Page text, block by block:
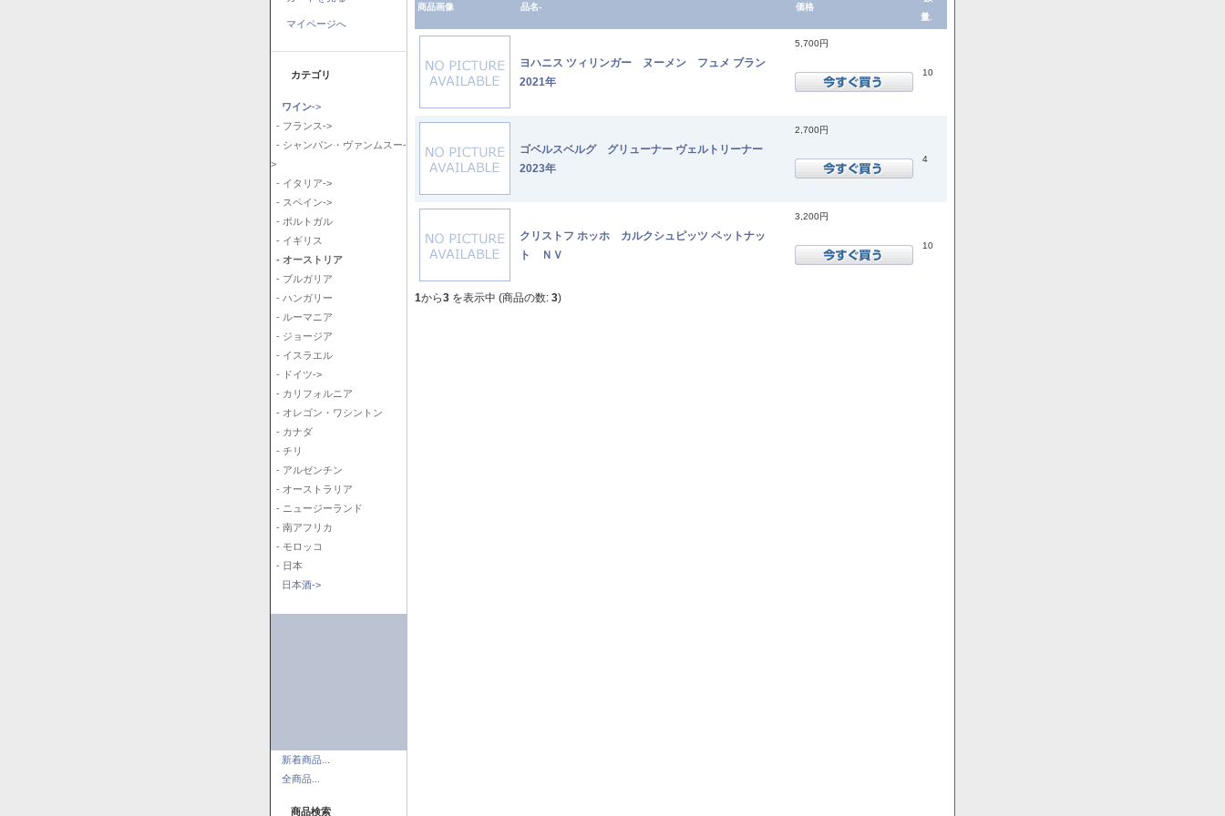
マイページへ
カテゴリ
ワイン->
- フランス->
- シャンパン・ヴァンムスー-
>
- イタリア->
- スペイン->
- ポルトガル
- イギリス
- オーストリア
- ブルガリア
- ハンガリー
- ルーマニア
- ジョージア
- イスラエル
- ドイツ->
- カリフォルニア
- オレゴン・ワシントン
- カナダ
- チリ
- アルゼンチン
- オーストラリア
- ニュージーランド
- 南アフリカ
- モロッコ
- 日本
日本酒->
新着商品...
全商品...
商品検索
商品画像 品名- 価格
量.
ヨハニス ツィリンガー ヌーメン フュメ ブラン
2021年
5,700円
10
ゴベルスベルグ グリューナー ヴェルトリーナー
2023年
2,700円
4
クリストフ ホッホ カルクシュピッツ ペットナッ
ト ＮＶ
3,200円
10
1から3 を表示中 (商品の数: 3)